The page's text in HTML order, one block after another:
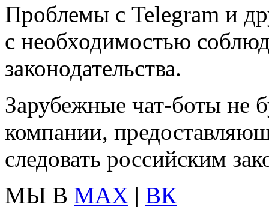
Проблемы с Telegram и
с необходимостью
законодательства.
Зарубежные чат-боты не
компании,
следовать российским
МЫ В MAX | ВК